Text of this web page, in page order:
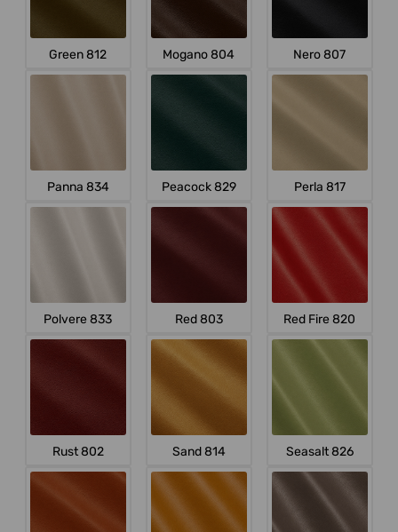
Green 812 Mogano 804 Nero 807
Panna 834 Peacock 829 Perla 817
Polvere 833 Red 803 Red Fire 820
Rust 802 Sand 814 Seasalt 826